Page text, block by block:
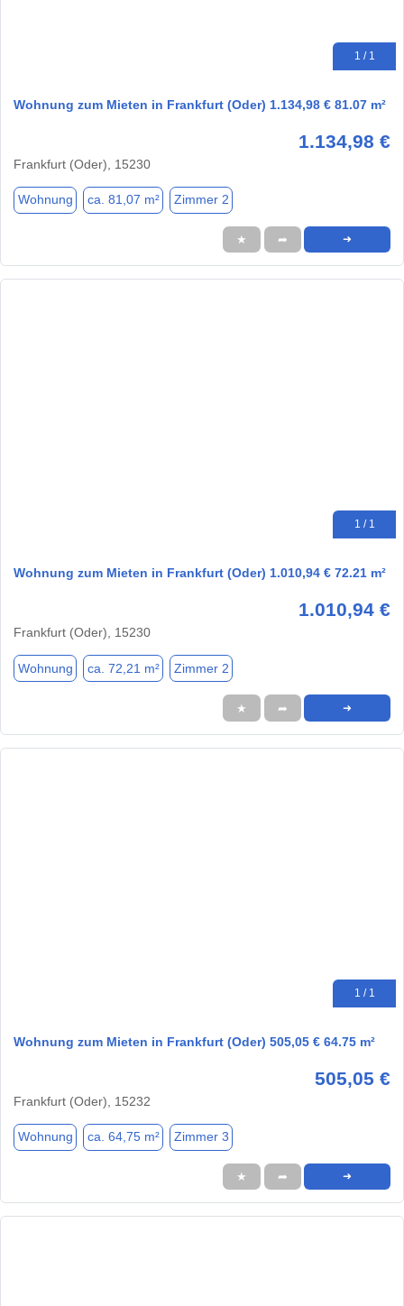
1 / 1
Wohnung zum Mieten in Frankfurt (Oder) 1.134,98 € 81.07 m²
1.134,98 €
Frankfurt (Oder), 15230
Wohnung ca. 81,07 m² Zimmer 2
★ ➦ ➜
1 / 1
Wohnung zum Mieten in Frankfurt (Oder) 1.010,94 € 72.21 m²
1.010,94 €
Frankfurt (Oder), 15230
Wohnung ca. 72,21 m² Zimmer 2
★ ➦ ➜
1 / 1
Wohnung zum Mieten in Frankfurt (Oder) 505,05 € 64.75 m²
505,05 €
Frankfurt (Oder), 15232
Wohnung ca. 64,75 m² Zimmer 3
★ ➦ ➜